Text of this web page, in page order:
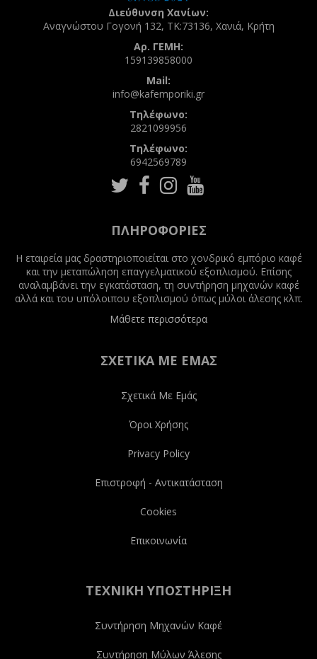
Διεύθυνση Χανίων:
Αναγνώστου Γογονή 132, ΤΚ:73136, Χανιά, Κρήτη
Αρ. ΓΕΜΗ:
159139858000
Mail:
info@kafemporiki.gr
Τηλέφωνο:
2821099956
Τηλέφωνο:
6942569789
FollowFollowFollow
us
Follow
us
ΠΛΗΡΟΦΟΡΊΕΣ
Η εταιρεία μας δραστηριοποιείται στο χονδρικό εμπόριο καφέ
και την μεταπώληση επαγγελματικού εξοπλισμού. Επίσης
αναλαμβάνει την εγκατάσταση, τη συντήρηση μηχανών καφέ
αλλά και του υπόλοιπου εξοπλισμού όπως μύλοι άλεσης κλπ.
Μάθετε περισσότερα
ΣΧΕΤΙΚΆ ΜΕ ΕΜΆΣ
Σχετικά Με Εμάς
Όροι Χρήσης
Privacy Policy
Επιστροφή - Αντικατάσταση
Cookies
Επικοινωνία
ΤΕΧΝΙΚΉ ΥΠΟΣΤΉΡΙΞΗ
Συντήρηση Μηχανών Καφέ
Συντήρηση Μύλων Άλεσης